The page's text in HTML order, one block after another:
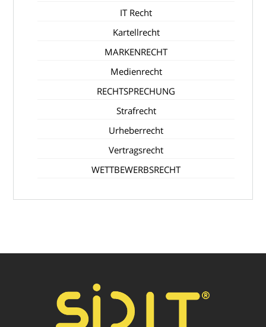
IT Recht
Kartellrecht
MARKENRECHT
Medienrecht
RECHTSPRECHUNG
Strafrecht
Urheberrecht
Vertragsrecht
WETTBEWERBSRECHT